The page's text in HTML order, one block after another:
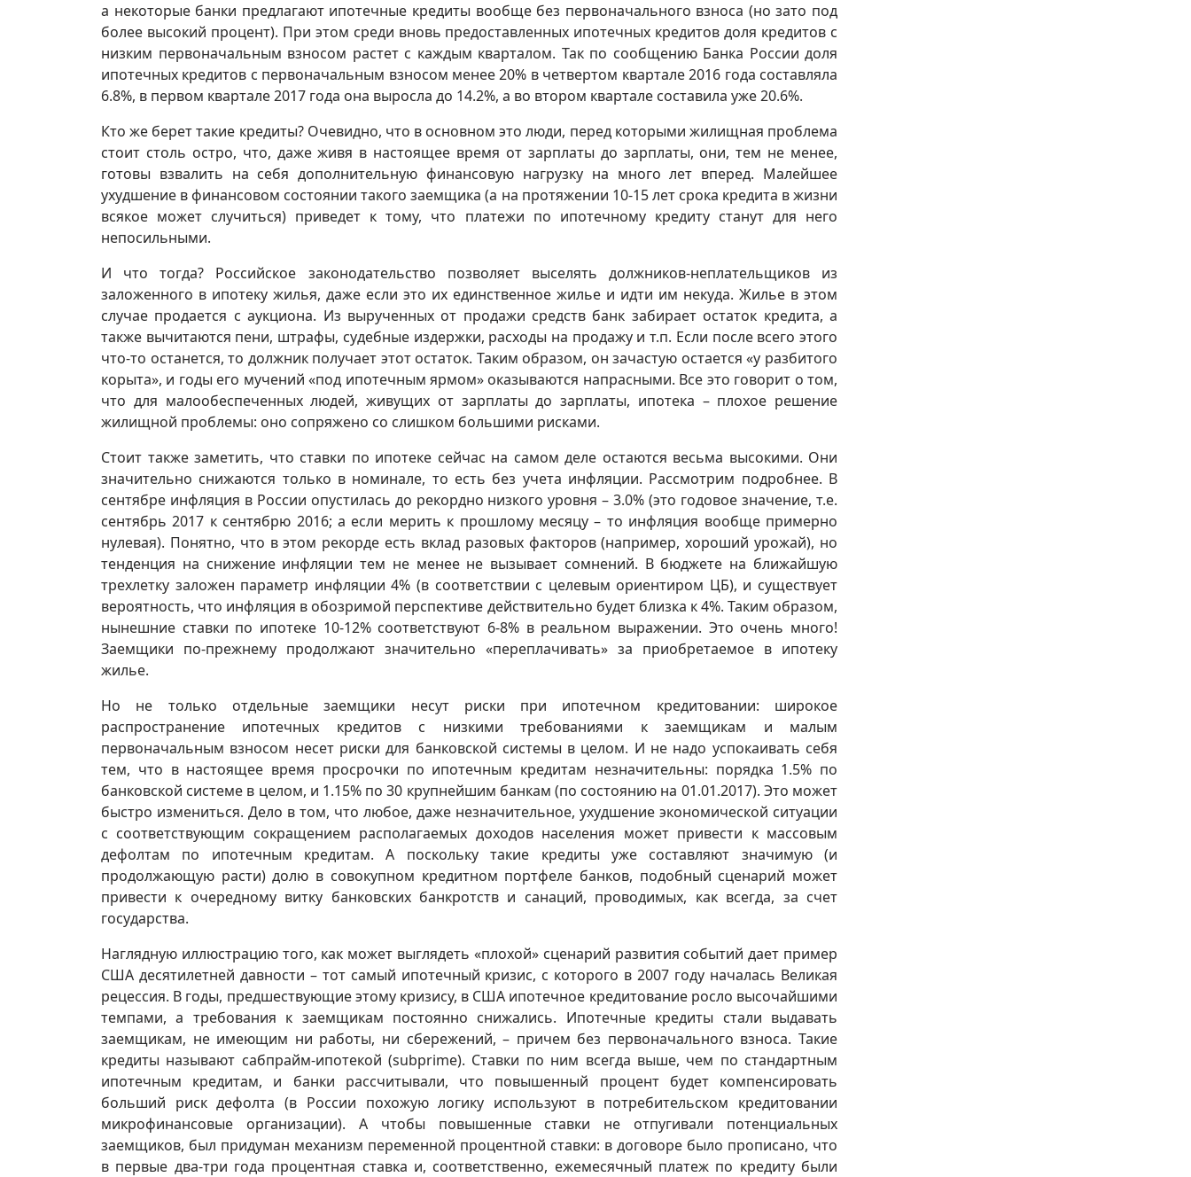
а некоторые банки предлагают ипотечные кредиты вообще без первоначального взноса (но зато под
более высокий процент). При этом среди вновь предоставленных ипотечных кредитов доля кредитов с
низким первоначальным взносом растет с каждым кварталом. Так по сообщению Банка России доля
ипотечных кредитов с первоначальным взносом менее 20% в четвертом квартале 2016 года составляла
6.8%, в первом квартале 2017 года она выросла до 14.2%, а во втором квартале составила уже 20.6%.
Кто же берет такие кредиты? Очевидно, что в основном это люди, перед которыми жилищная проблема
стоит столь остро, что, даже живя в настоящее время от зарплаты до зарплаты, они, тем не менее,
готовы взвалить на себя дополнительную финансовую нагрузку на много лет вперед. Малейшее
ухудшение в финансовом состоянии такого заемщика (а на протяжении 10-15 лет срока кредита в жизни
всякое может случиться) приведет к тому, что платежи по ипотечному кредиту станут для него
непосильными.
И что тогда? Российское законодательство позволяет выселять должников-неплательщиков из
заложенного в ипотеку жилья, даже если это их единственное жилье и идти им некуда. Жилье в этом
случае продается с аукциона. Из вырученных от продажи средств банк забирает остаток кредита, а
также вычитаются пени, штрафы, судебные издержки, расходы на продажу и т.п. Если после всего этого
что-то останется, то должник получает этот остаток. Таким образом, он зачастую остается «у разбитого
корыта», и годы его мучений «под ипотечным ярмом» оказываются напрасными. Все это говорит о том,
что для малообеспеченных людей, живущих от зарплаты до зарплаты, ипотека – плохое решение
жилищной проблемы: оно сопряжено со слишком большими рисками.
Стоит также заметить, что ставки по ипотеке сейчас на самом деле остаются весьма высокими. Они
значительно снижаются только в номинале, то есть без учета инфляции. Рассмотрим подробнее. В
сентябре инфляция в России опустилась до рекордно низкого уровня – 3.0% (это годовое значение, т.е.
сентябрь 2017 к сентябрю 2016; а если мерить к прошлому месяцу – то инфляция вообще примерно
нулевая). Понятно, что в этом рекорде есть вклад разовых факторов (например, хороший урожай), но
тенденция на снижение инфляции тем не менее не вызывает сомнений. В бюджете на ближайшую
трехлетку заложен параметр инфляции 4% (в соответствии с целевым ориентиром ЦБ), и существует
вероятность, что инфляция в обозримой перспективе действительно будет близка к 4%. Таким образом,
нынешние ставки по ипотеке 10-12% соответствуют 6-8% в реальном выражении. Это очень много!
Заемщики по-прежнему продолжают значительно «переплачивать» за приобретаемое в ипотеку
жилье.
Но не только отдельные заемщики несут риски при ипотечном кредитовании: широкое
распространение ипотечных кредитов с низкими требованиями к заемщикам и малым
первоначальным взносом несет риски для банковской системы в целом. И не надо успокаивать себя
тем, что в настоящее время просрочки по ипотечным кредитам незначительны: порядка 1.5% по
банковской системе в целом, и 1.15% по 30 крупнейшим банкам (по состоянию на 01.01.2017). Это может
быстро измениться. Дело в том, что любое, даже незначительное, ухудшение экономической ситуации
с соответствующим сокращением располагаемых доходов населения может привести к массовым
дефолтам по ипотечным кредитам. А поскольку такие кредиты уже составляют значимую (и
продолжающую расти) долю в совокупном кредитном портфеле банков, подобный сценарий может
привести к очередному витку банковских банкротств и санаций, проводимых, как всегда, за счет
государства.
Наглядную иллюстрацию того, как может выглядеть «плохой» сценарий развития событий дает пример
США десятилетней давности – тот самый ипотечный кризис, с которого в 2007 году началась Великая
рецессия. В годы, предшествующие этому кризису, в США ипотечное кредитование росло высочайшими
темпами, а требования к заемщикам постоянно снижались. Ипотечные кредиты стали выдавать
заемщикам, не имеющим ни работы, ни сбережений, – причем без первоначального взноса. Такие
кредиты называют сабпрайм-ипотекой (subprime). Ставки по ним всегда выше, чем по стандартным
ипотечным кредитам, и банки рассчитывали, что повышенный процент будет компенсировать
больший риск дефолта (в России похожую логику используют в потребительском кредитовании
микрофинансовые организации). А чтобы повышенные ставки не отпугивали потенциальных
заемщиков, был придуман механизм переменной процентной ставки: в договоре было прописано, что
в первые два-три года процентная ставка и, соответственно, ежемесячный платеж по кредиту были